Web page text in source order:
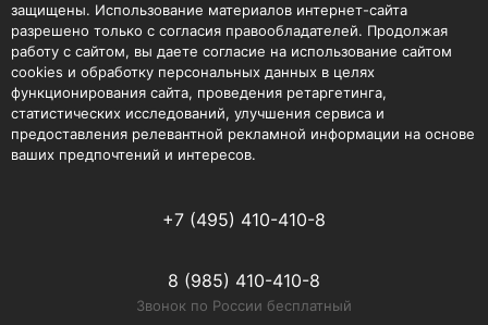
защищены. Использование материалов интернет-сайта
разрешено только с согласия правообладателей. Продолжая
работу с сайтом, вы даете согласие на использование сайтом
cookies и обработку персональных данных в целях
функционирования сайта, проведения ретаргетинга,
статистических исследований, улучшения сервиса и
предоставления релевантной рекламной информации на основе
ваших предпочтений и интересов.
+7 (495) 410-410-8
8 (985) 410-410-8
Звонок по России бесплатный